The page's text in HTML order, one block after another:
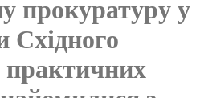
прокуратуру у
Східного
практичних